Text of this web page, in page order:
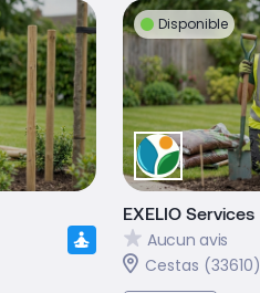
Disponible
EXELIO Services
Aucun avis
Cestas (33610)